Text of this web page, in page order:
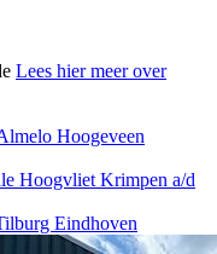
Lees hier meer over
Hoogeveen
HoogvlietKrimpen a/d
Eindhoven